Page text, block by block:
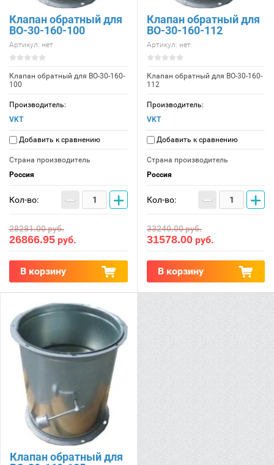
Клапан обратный для
ВО-30-160-100
Артикул: нет
Клапан обратный для ВО-30-160-
100
Производитель:
VKT
Добавить к сравнению
Страна производитель
Россия
Кол-во: − +
28281.00руб.
26866.95 руб.
В корзину
Клапан обратный для
ВО-30-160-112
Артикул: нет
Клапан обратный для ВО-30-160-
112
Производитель:
VKT
Добавить к сравнению
Страна производитель
Россия
Кол-во: − +
33240.00руб.
31578.00 руб.
В корзину
Клапан обратный для